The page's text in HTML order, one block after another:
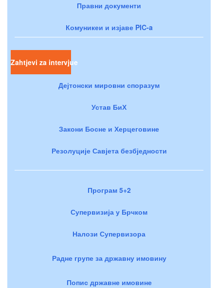
Правни документи
Комуникеи и изјаве PIC-a
Zahtjevi za intervjue
Дејтонски мировни споразум
Устав БиХ
Закони Босне и Херцеговине
Резолуције Савјета безбједности
Програм 5+2
Супервизија у Брчком
Налози Супервизора
Радне групе за државну имовину
Попис државне имовине